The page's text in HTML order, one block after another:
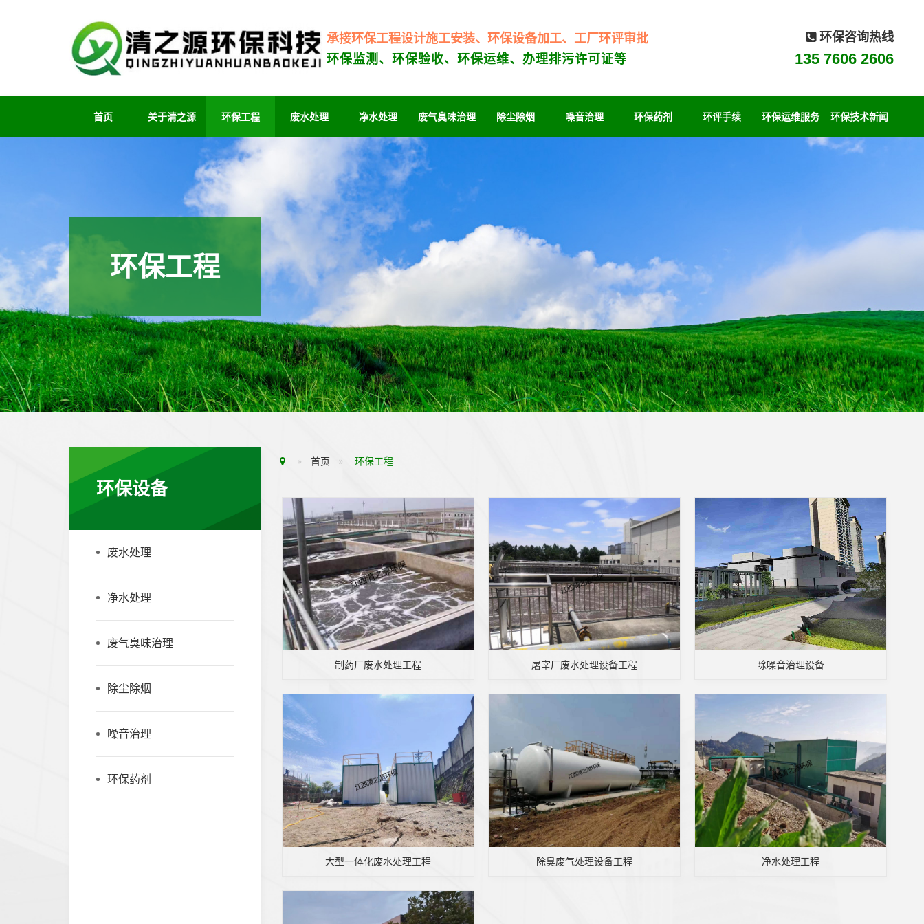
承接环保工程设计施工安装、环保设备加工、工厂环评审批
环保监测、环保验收、环保运维、办理排污许可证等
环保咨询热线
135 7606 2606
首页 关于清之源 环保工程 废水处理 净水处理 废气臭味治理 除尘除烟 噪音治理 环保药剂 环评手续 环保运维服务 环保技术新闻
环保工程
环保设备
废水处理
净水处理
废气臭味治理
除尘除烟
噪音治理
环保药剂
首页 环保工程
制药厂废水处理工程 屠宰厂废水处理设备工程 除噪音治理设备
大型一体化废水处理工程 除臭废气处理设备工程 净水处理工程